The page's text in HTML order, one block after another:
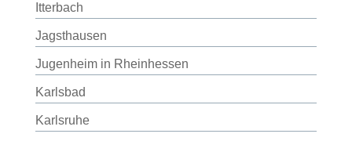
Itterbach
Jagsthausen
Jugenheim in Rheinhessen
Karlsbad
Karlsruhe